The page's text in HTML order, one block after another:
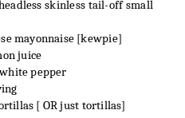
skinless tail-off small
mayonnaise [kewpie]
juice
pepper
[ OR just tortillas]